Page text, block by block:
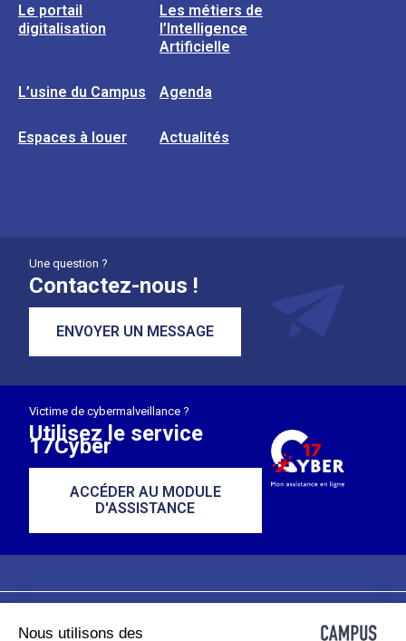
Le portail
digitalisation
Les métiers de
l’Intelligence
Artificielle
L’usine du Campus Agenda
Espaces à louer Actualités
Une question ?
Contactez-nous !
ENVOYER UN MESSAGE
Victime de cybermalveillance ?
Utilisez le service
17Cyber
ACCÉDER AU MODULE
D'ASSISTANCE
Nous utilisons des